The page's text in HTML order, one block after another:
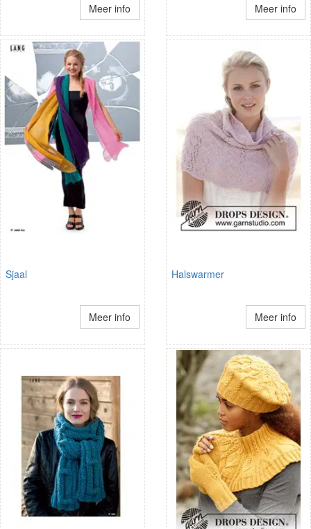
Meer info Meer info
Sjaal
Meer info
Halswarmer
Meer info